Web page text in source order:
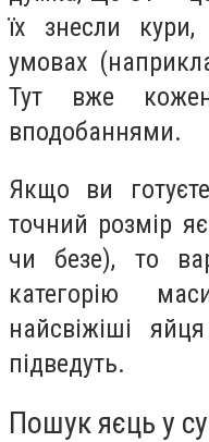
їх знесли
умовах
Тут вже
вподобаннями.
Якщо ви
точний розмір
чи безе), то
категорію
найсвіжіші
підведуть.
Пошук яєць у